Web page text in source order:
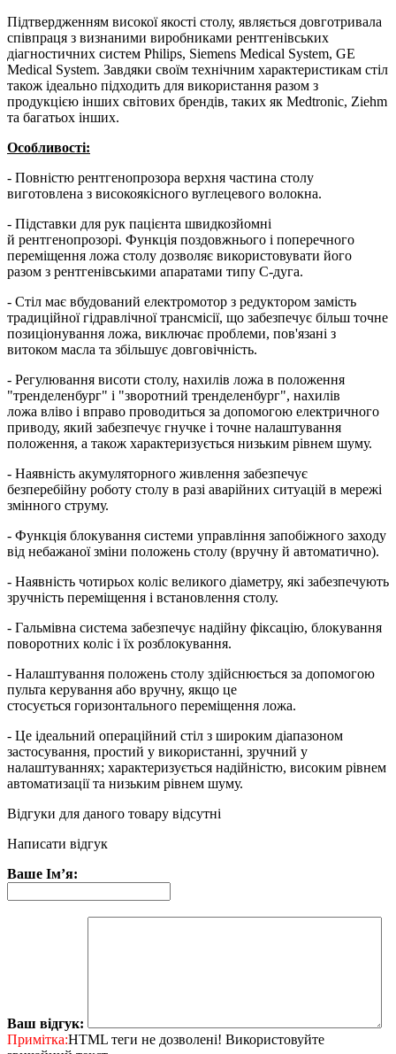
Підтвердженням високої якості столу, являється довготривала
співпраця з визнаними виробниками рентгенівських
діагностичних систем Philips, Siemens Medical System, GE
Medical System. Завдяки своїм технічним характеристикам стіл
також ідеально підходить для використання разом з
продукцією інших світових брендів, таких як Medtronic, Ziehm
та багатьох інших.
Особливості:
- Повністю рентгенопрозора верхня частина столу
виготовлена з високоякісного вуглецевого волокна.
- Підставки для рук пацієнта швидкозйомні
й рентгенопрозорі. Функція поздовжнього і поперечного
переміщення ложа столу дозволяє використовувати його
разом з рентгенівськими апаратами типу С-дуга.
- Стіл має вбудований електромотор з редуктором замість
традиційної гідравлічної трансмісії, що забезпечує більш точне
позиціонування ложа, виключає проблеми, пов'язані з
витоком масла та збільшує довговічність.
- Регулювання висоти столу, нахилів ложа в положення
"тренделенбург" і "зворотний тренделенбург", нахилів
ложа вліво і вправо проводиться за допомогою електричного
приводу, який забезпечує гнучке і точне налаштування
положення, а також характеризується низьким рівнем шуму.
- Наявність акумуляторного живлення забезпечує
безперебійну роботу столу в разі аварійних ситуацій в мережі
змінного струму.
- Функція блокування системи управління запобіжного заходу
від небажаної зміни положень столу (вручну й автоматично).
- Наявність чотирьох коліс великого діаметру, які забезпечують
зручність переміщення і встановлення столу.
- Гальмівна система забезпечує надійну фіксацію, блокування
поворотних коліс і їх розблокування.
- Налаштування положень столу здійснюється за допомогою
пульта керування або вручну, якщо це
стосується горизонтального переміщення ложа.
- Це ідеальний операційний стіл з широким діапазоном
застосування, простий у використанні, зручний у
налаштуваннях; характеризується надійністю, високим рівнем
автоматизації та низьким рівнем шуму.
Відгуки для даного товару відсутні
Написати відгук
Ваше Ім’я:
Ваш відгук:
Примітка:HTML теги не дозволені! Використовуйте